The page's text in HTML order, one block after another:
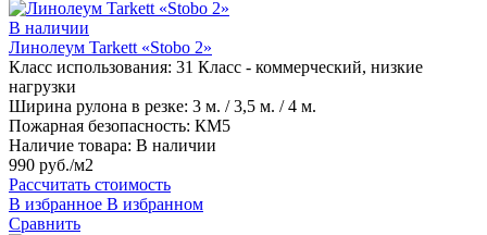
В наличии
Линолеум Tarkett «Stobo 2»
Класс использования: 31 Класс - коммерческий, низкие
нагрузки
Ширина рулона в резке: 3 м. / 3,5 м. / 4 м.
Пожарная безопасность: КМ5
Наличие товара: В наличии
990 руб./м2
Рассчитать стоимость
В избранное В избранном
Сравнить